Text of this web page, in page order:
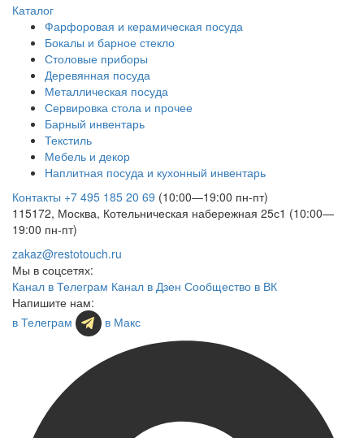
Каталог
Фарфоровая и керамическая посуда
Бокалы и барное стекло
Столовые приборы
Деревянная посуда
Металлическая посуда
Сервировка стола и прочее
Барный инвентарь
Текстиль
Мебель и декор
Наплитная посуда и кухонный инвентарь
Контакты +7 495 185 20 69 (10:00—19:00 пн-пт)
115172, Москва, Котельническая набережная 25с1 (10:00—
19:00 пн-пт)
zakaz@restotouch.ru
Мы в соцсетях:
Канал в Телеграм Канал в Дзен Сообщество в ВК
Напишите нам:
в Телеграм
в Макс